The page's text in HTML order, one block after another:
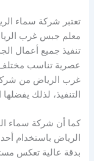
تعتبر شركة سماء
معلم جبس غرب
تنفيذ جميع أعمال
عصرية تناسب مختلف
غرب الرياض من
التنفيذ، لذلك يفضلها
كما أن شركة سماء
الرياض باستخدام
بدقة عالية تعكس